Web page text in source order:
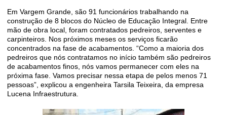
Em Vargem Grande, são 91 funcionários trabalhando na
construção de 8 blocos do Núcleo de Educação Integral. Entre
mão de obra local, foram contratados pedreiros, serventes e
carpinteiros. Nos próximos meses os serviços ficarão
concentrados na fase de acabamentos. “Como a maioria dos
pedreiros que nós contratamos no início também são pedreiros
de acabamentos finos, nós vamos permanecer com eles na
próxima fase. Vamos precisar nessa etapa de pelos menos 71
pessoas”, explicou a engenheira Tarsila Teixeira, da empresa
Lucena Infraestrutura.